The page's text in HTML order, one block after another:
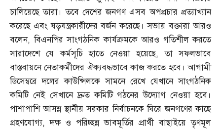
চালিয়েছে তারা। তবে দেশের জনগণ এসব অপপ্রচার প্রত্যাখ্যান
করেছে এবং ষড়যন্ত্রকারীদের বর্জন করেছে। সভায় বক্তারা আরও
বলেন,বিএনপির সাংগঠনিক কার্যক্রমকে আরও গতিশীল করতে
সারাদেশে যে কর্মসূচি হাতে নেওয়া হয়েছে,তা সফলভাবে
বাস্তবায়নে নেতাকর্মীদের ঐক্যবদ্ধভাবে কাজ করতে হবে। আগামী
ডিসেম্বরে দলের কাউন্সিলকে সামনে রেখে যেখানে সাংগঠনিক
কমিটি নেই সেখানে দ্রুত কমিটি গঠনের উদ্যোগ নেওয়া হবে।
পাশাপাশি আসন্ন স্থানীয় সরকার নির্বাচনকে ঘিরে জনগণের কাছে
গ্রহণযোগ্য,দক্ষ ও পরিচ্ছন্ন ভাবমূর্তির প্রার্থী বাছাইয়ে তৃণমূল